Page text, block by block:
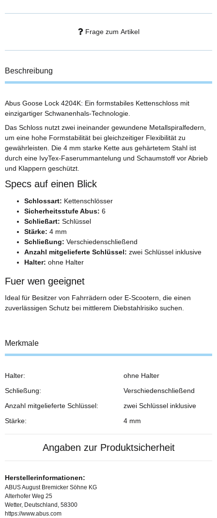
Frage zum Artikel
Beschreibung
Abus Goose Lock 4204K: Ein formstabiles Kettenschloss mit
einzigartiger Schwanenhals-Technologie.
Das Schloss nutzt zwei ineinander gewundene Metallspiralfedern,
um eine hohe Formstabilität bei gleichzeitiger Flexibilität zu
gewährleisten. Die 4 mm starke Kette aus gehärtetem Stahl ist
durch eine IvyTex-Faserummantelung und Schaumstoff vor Abrieb
und Klappern geschützt.
Specs auf einen Blick
Schlossart: Kettenschlösser
Sicherheitsstufe Abus: 6
Schließart: Schlüssel
Stärke: 4 mm
Schließung: Verschiedenschließend
Anzahl mitgelieferte Schlüssel: zwei Schlüssel inklusive
Halter: ohne Halter
Fuer wen geeignet
Ideal für Besitzer von Fahrrädern oder E-Scootern, die einen
zuverlässigen Schutz bei mittlerem Diebstahlrisiko suchen.
Merkmale
Halter:
ohne Halter
Schließung:
Verschiedenschließend
Anzahl mitgelieferte Schlüssel:
zwei Schlüssel inklusive
Stärke:
4 mm
Angaben zur Produktsicherheit
Herstellerinformationen:
ABUS August Bremicker Söhne KG
Alterhofer Weg 25
Wetter, Deutschland, 58300
https://www.abus.com